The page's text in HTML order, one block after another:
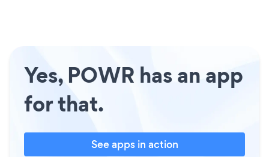
Yes, POWR has an app
for that.
See apps in action